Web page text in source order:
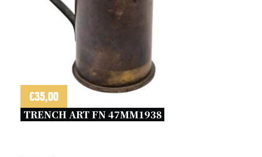
€35,00
TRENCH ART FN 47MM1938